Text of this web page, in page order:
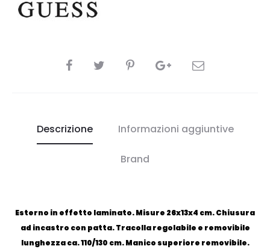
CONDIVIDI
Descrizione Informazioni aggiuntive
Brand
Esterno in effetto laminato. Misure 26x13x4 cm. Chiusura
ad incastro con patta. Tracolla regolabile e removibile
lunghezza ca. 110/130 cm. Manico superiore removibile.